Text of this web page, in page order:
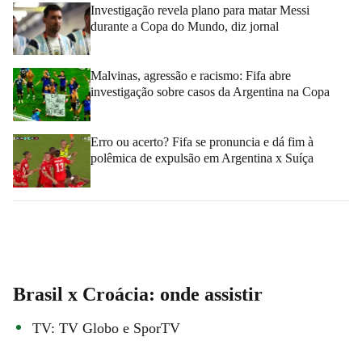
Investigação revela plano para matar Messi
durante a Copa do Mundo, diz jornal
Malvinas, agressão e racismo: Fifa abre
investigação sobre casos da Argentina na Copa
Erro ou acerto? Fifa se pronuncia e dá fim à
polêmica de expulsão em Argentina x Suíça
Brasil x Croácia: onde assistir
TV: TV Globo e SporTV